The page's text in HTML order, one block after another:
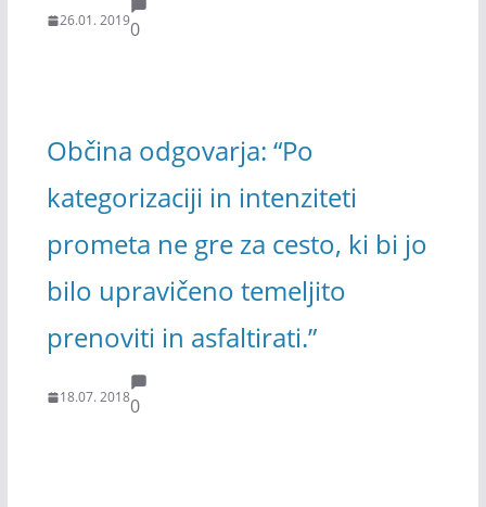
26.01. 20190
Občina odgovarja: “Po
kategorizaciji in intenziteti
prometa ne gre za cesto, ki bi jo
bilo upravičeno temeljito
prenoviti in asfaltirati.”
18.07. 20180